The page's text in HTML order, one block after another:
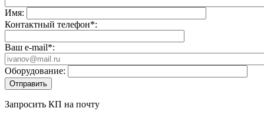
Имя:
Контактный телефон*:
Ваш e-mail*:
Оборудование:
Запросить КП на почту